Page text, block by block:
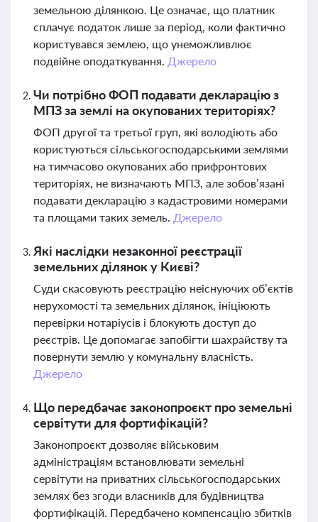
земельною ділянкою. Це означає, що платник
сплачує податок лише за період, коли фактично
користувався землею, що унеможливлює
подвійне оподаткування. Джерело
Чи потрібно ФОП подавати декларацію з
МПЗ за землі на окупованих територіях?
ФОП другої та третьої груп, які володіють або
користуються сільськогосподарськими землями
на тимчасово окупованих або прифронтових
територіях, не визначають МПЗ, але зобов’язані
подавати декларацію з кадастровими номерами
та площами таких земель. Джерело
Які наслідки незаконної реєстрації
земельних ділянок у Києві?
Суди скасовують реєстрацію неіснуючих об’єктів
нерухомості та земельних ділянок, ініціюють
перевірки нотаріусів і блокують доступ до
реєстрів. Це допомагає запобігти шахрайству та
повернути землю у комунальну власність.
Джерело
Що передбачає законопроєкт про земельні
сервітути для фортифікацій?
Законопроєкт дозволяє військовим
адміністраціям встановлювати земельні
сервітути на приватних сільськогосподарських
землях без згоди власників для будівництва
фортифікацій. Передбачено компенсацію збитків